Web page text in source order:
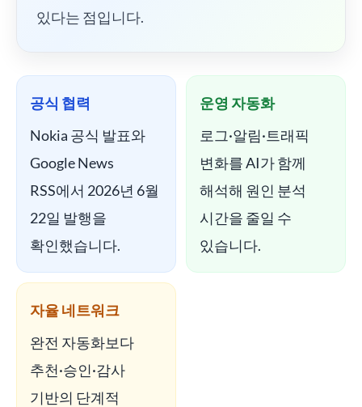
있다는 점입니다.
공식 협력
Nokia 공식 발표와
Google News
RSS에서 2026년 6월
22일 발행을
확인했습니다.
운영 자동화
로그·알림·트래픽
변화를 AI가 함께
해석해 원인 분석
시간을 줄일 수
있습니다.
자율 네트워크
완전 자동화보다
추천·승인·감사
기반의 단계적